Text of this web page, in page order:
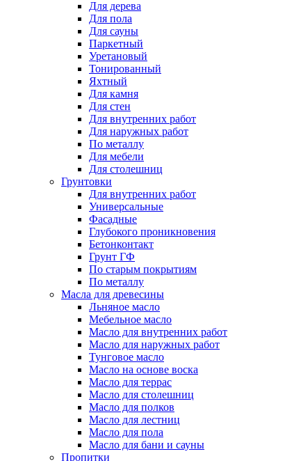
Для дерева
Для пола
Для сауны
Паркетный
Уретановый
Тонированный
Яхтный
Для камня
Для стен
Для внутренних работ
Для наружных работ
По металлу
Для мебели
Для столешниц
Грунтовки
Для внутренних работ
Универсальные
Фасадные
Глубокого проникновения
Бетонконтакт
Грунт ГФ
По старым покрытиям
По металлу
Масла для древесины
Льняное масло
Мебельное масло
Масло для внутренних работ
Масло для наружных работ
Тунговое масло
Масло на основе воска
Масло для террас
Масло для столешниц
Масло для полков
Масло для лестниц
Масло для пола
Масло для бани и сауны
Пропитки